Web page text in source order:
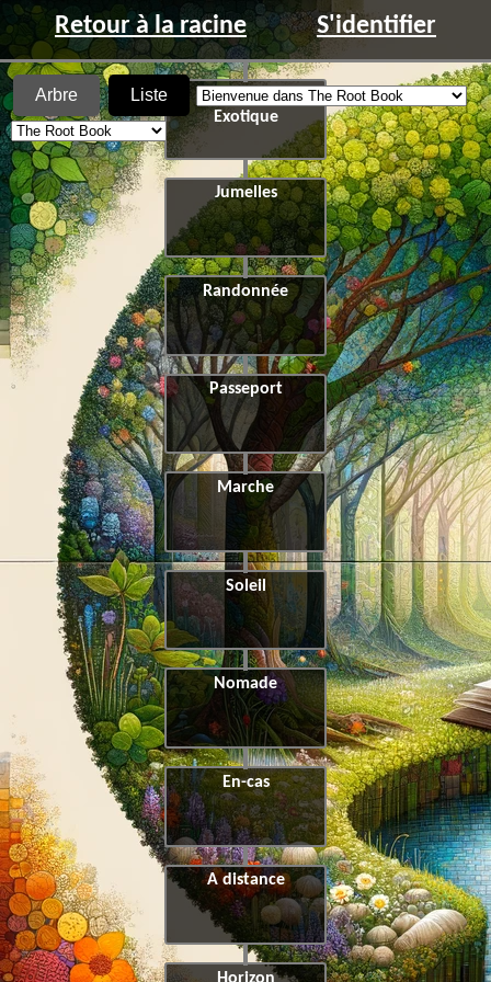
Retour à la racine S'identifier
Arbre Liste
Chapitre 4 :
Exotique
Jumelles
Randonnée
Passeport
Marche
Soleil
Nomade
En-cas
A distance